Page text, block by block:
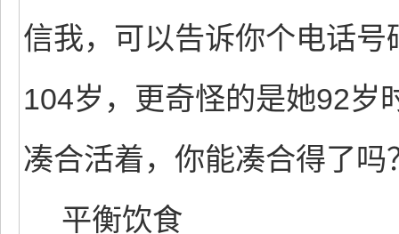
信我，可以告诉你个电话
104岁，更奇怪的是她92岁
凑合活着，你能凑合得了吗
平衡饮食